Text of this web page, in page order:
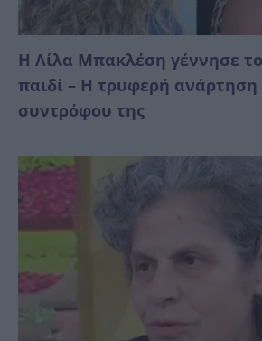
Η Λίλα Μπακλέση γέννησε
παιδί – Η τρυφερή ανάρτηση
συντρόφου της